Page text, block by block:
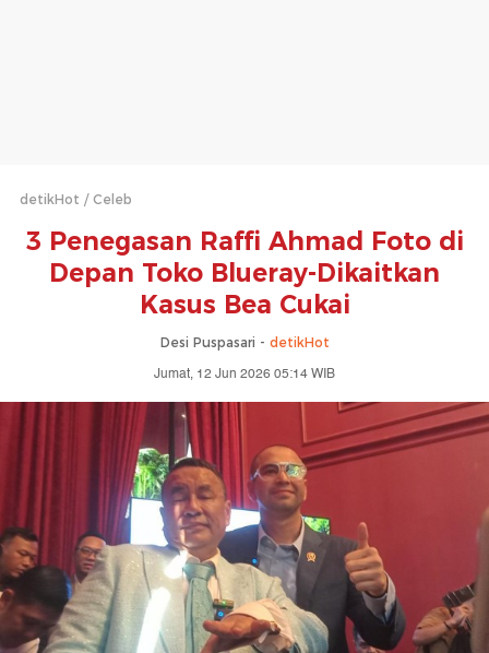
detikHot Celeb
3 Penegasan Raffi Ahmad Foto di
Depan Toko Blueray-Dikaitkan
Kasus Bea Cukai
Desi Puspasari - detikHot
Jumat, 12 Jun 2026 05:14 WIB